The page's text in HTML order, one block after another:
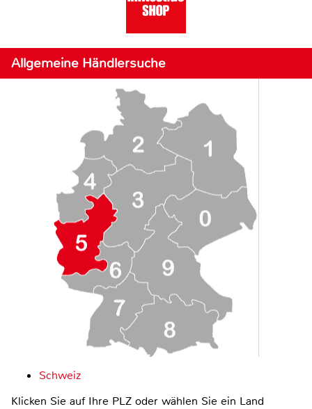
Allgemeine Händlersuche
Schweiz
Klicken Sie auf Ihre PLZ oder wählen Sie ein Land